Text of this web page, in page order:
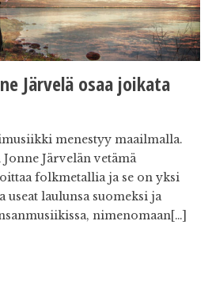
Järvelä osaa joikata
menestyy maailmalla.
Järvelän vetämä
folkmetallia ja se on yksi
useat laulunsa suomeksi ja
nimenomaan[…]